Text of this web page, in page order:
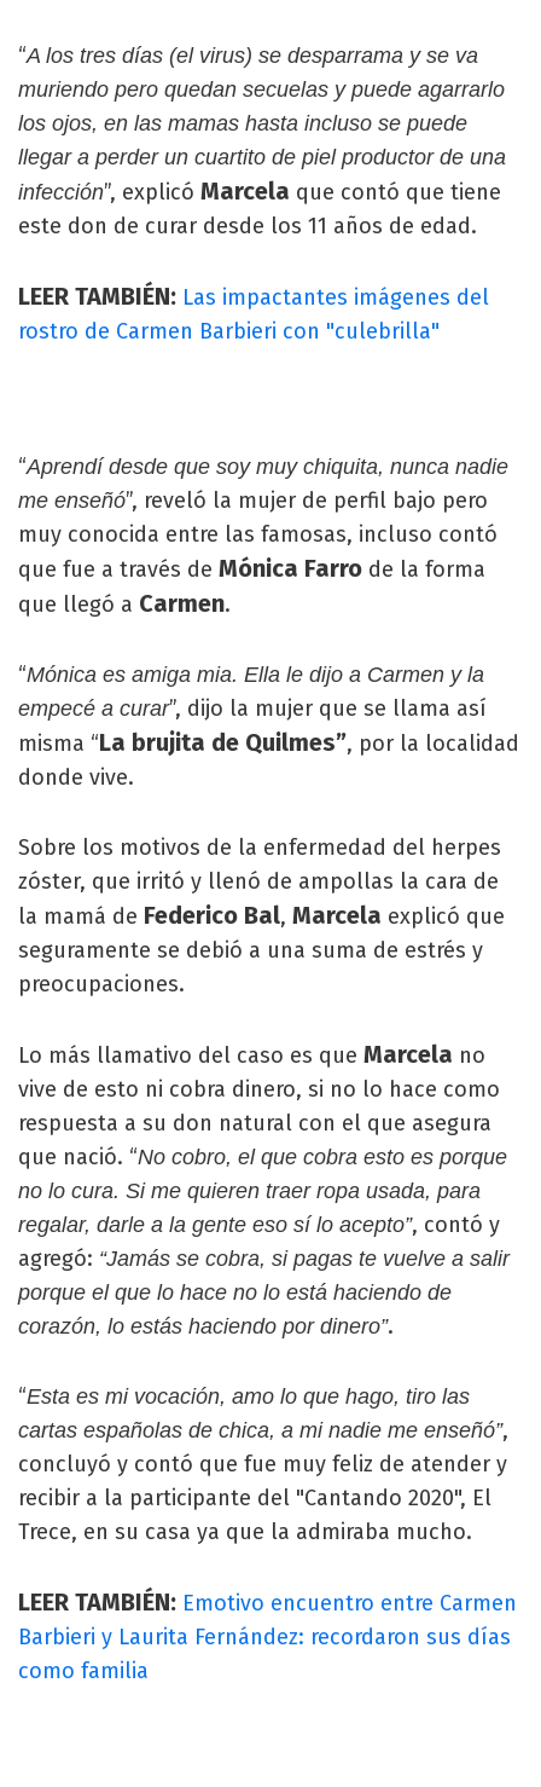
“A los tres días (el virus) se desparrama y se va
muriendo pero quedan secuelas y puede agarrarlo
los ojos, en las mamas hasta incluso se puede
llegar a perder un cuartito de piel productor de una
infección”, explicó Marcela que contó que tiene
este don de curar desde los 11 años de edad.
LEER TAMBIÉN: Las impactantes imágenes del
rostro de Carmen Barbieri con "culebrilla"
“Aprendí desde que soy muy chiquita, nunca nadie
me enseñó”, reveló la mujer de perfil bajo pero
muy conocida entre las famosas, incluso contó
que fue a través de Mónica Farro de la forma
que llegó a Carmen.
“Mónica es amiga mia. Ella le dijo a Carmen y la
empecé a curar”, dijo la mujer que se llama así
misma “La brujita de Quilmes”, por la localidad
donde vive.
Sobre los motivos de la enfermedad del herpes
zóster, que irritó y llenó de ampollas la cara de
la mamá de Federico Bal, Marcela explicó que
seguramente se debió a una suma de estrés y
preocupaciones.
Lo más llamativo del caso es que Marcela no
vive de esto ni cobra dinero, si no lo hace como
respuesta a su don natural con el que asegura
que nació. “No cobro, el que cobra esto es porque
no lo cura. Si me quieren traer ropa usada, para
regalar, darle a la gente eso sí lo acepto”, contó y
agregó: “Jamás se cobra, si pagas te vuelve a salir
porque el que lo hace no lo está haciendo de
corazón, lo estás haciendo por dinero”.
“Esta es mi vocación, amo lo que hago, tiro las
cartas españolas de chica, a mi nadie me enseñó”,
concluyó y contó que fue muy feliz de atender y
recibir a la participante del "Cantando 2020", El
Trece, en su casa ya que la admiraba mucho.
LEER TAMBIÉN: Emotivo encuentro entre Carmen
Barbieri y Laurita Fernández: recordaron sus días
como familia